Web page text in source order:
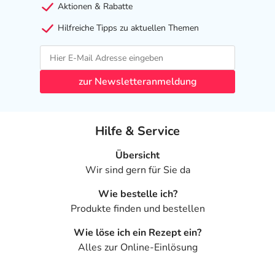
Aktionen & Rabatte
Hilfreiche Tipps zu aktuellen Themen
zur Newsletteranmeldung
Hilfe & Service
Übersicht
Wir sind gern für Sie da
Wie bestelle ich?
Produkte finden und bestellen
Wie löse ich ein Rezept ein?
Alles zur Online-Einlösung